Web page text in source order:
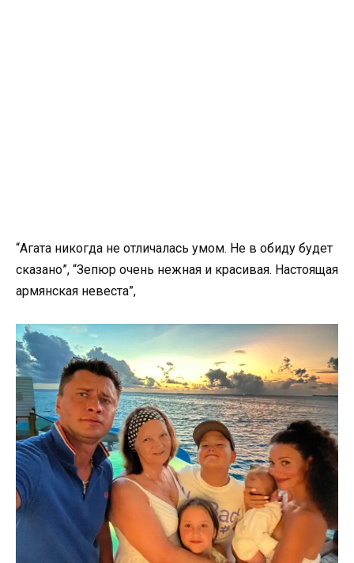
“Агата никогда не отличалась умом. Не в обиду будет
сказано”, “Зепюр очень нежная и красивая. Настоящая
армянская невеста”,